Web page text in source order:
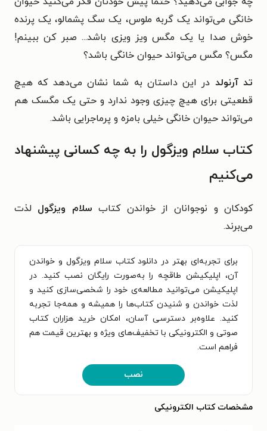
خانگی می‌تواند یک گربه ملوس، یک سگ پشمالو، یک پرنده
خوش صدا یا یک مگس ویز ویزی باشد... صبر کن ببینم!
مگس؟ مگس می‌تواند حیوان خانگی باشد؟
تد آرنولد در این داستان به شما نشان می‌دهد که هیچ
قطعیتی برای هیچ چیزی وجود ندارد و حتی یک مگسک هم
می‌تواند حیوان خانگی خیلی بامزه‌ و پرماجرایی باشد.
کتاب سلام ویزگول را به چه کسانی پیشنهاد
می‌کنیم
کودکان و نوجوانان از خواندن کتاب سلام ویزگول لذت
می‌برند.
برای تجربه‌ای بهتر در دانلود کتاب سلام ویزگول و خواندن
آن، اپلیکیشن طاقچه را به‌صورت رایگان نصب کنید. در
اپلیکیشن می‌توانید مطالعه‌ی خود را شخصی‌سازی کنید و
لذت خواندن و شنیدن کتاب‌ها را همیشه و همه‌جا تجربه
کنید. علاوه‌بر دسترسی آسان، امکان خرید هزاران کتاب
صوتی و الکترونیکی با تخفیف‌های ویژه و بهترین قیمت هم
فراهم است.
نصب
مشخصات کتاب الکترونیکی